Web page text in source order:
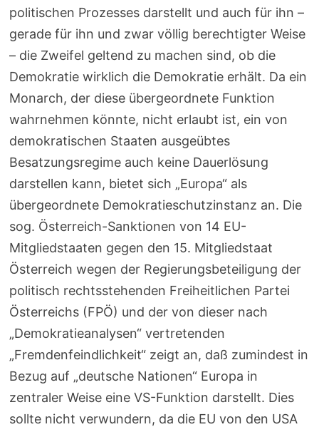
politischen Prozesses darstellt und auch für ihn –
gerade für ihn und zwar völlig berechtigter Weise
– die Zweifel geltend zu machen sind, ob die
Demokratie wirklich die Demokratie erhält. Da ein
Monarch, der diese übergeordnete Funktion
wahrnehmen könnte, nicht erlaubt ist, ein von
demokratischen Staaten ausgeübtes
Besatzungsregime auch keine Dauerlösung
darstellen kann, bietet sich „Europa“ als
übergeordnete Demokratieschutzinstanz an. Die
sog. Österreich-Sanktionen von 14 EU-
Mitgliedstaaten gegen den 15. Mitgliedstaat
Österreich wegen der Regierungsbeteiligung der
politisch rechtsstehenden Freiheitlichen Partei
Österreichs (FPÖ) und der von dieser nach
„Demokratieanalysen“ vertretenden
„Fremdenfeindlichkeit“ zeigt an, daß zumindest in
Bezug auf „deutsche Nationen“ Europa in
zentraler Weise eine VS-Funktion darstellt. Dies
sollte nicht verwundern, da die EU von den USA